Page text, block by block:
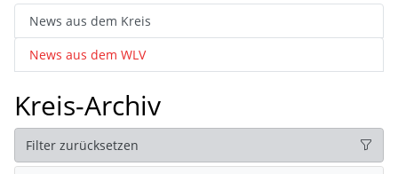
News aus dem Kreis
News aus dem WLV
Kreis-Archiv
Filter zurücksetzen